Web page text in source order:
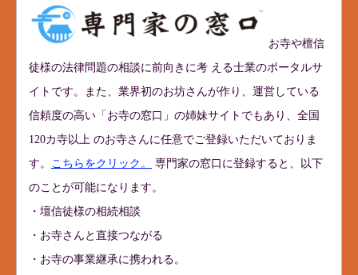
お寺や檀信
徒様の法律問題の相談に前向きに考 える士業のポータルサ
イトです。また、業界初のお坊さんが作り、運営している
信頼度の高い「お寺の窓口」の姉妹サイトでもあり、全国
120カ寺以上 のお寺さんに任意でご登録いただいておりま
す。
こちらをクリック。
専門家の窓口に登録すると、以下
のことが可能になります。
・壇信徒様の相続相談
・お寺さんと直接つながる
・お寺の事業継承に携われる。